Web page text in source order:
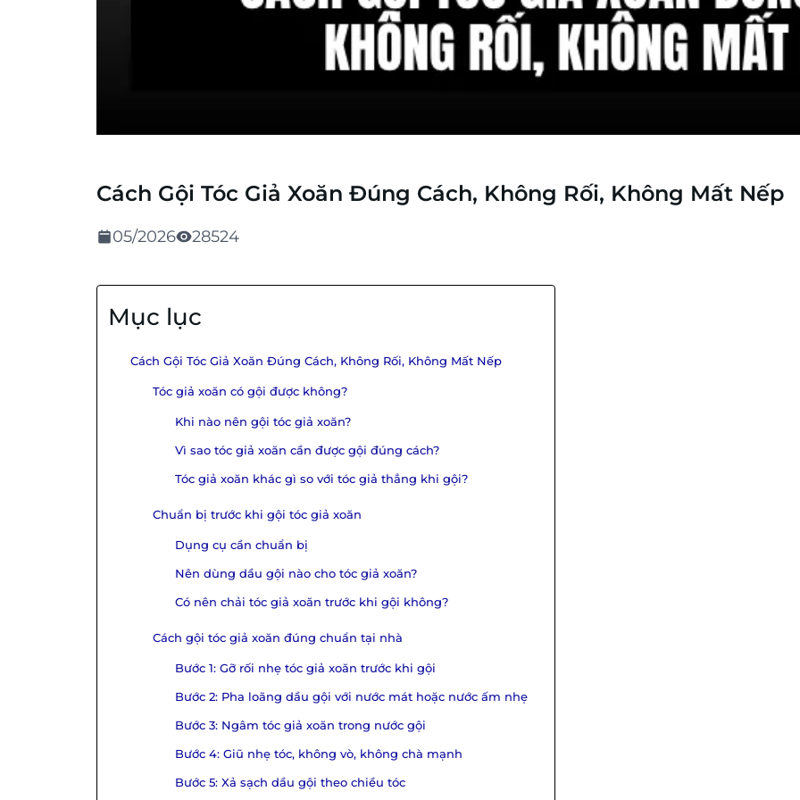
Cách Gội Tóc Giả Xoăn Đúng Cách, Không Rối, Không Mất Nếp
05/2026 28524
Mục lục
Cách Gội Tóc Giả Xoăn Đúng Cách, Không Rối, Không Mất Nếp
Tóc giả xoăn có gội được không?
Khi nào nên gội tóc giả xoăn?
Vì sao tóc giả xoăn cần được gội đúng cách?
Tóc giả xoăn khác gì so với tóc giả thẳng khi gội?
Chuẩn bị trước khi gội tóc giả xoăn
Dụng cụ cần chuẩn bị
Nên dùng dầu gội nào cho tóc giả xoăn?
Có nên chải tóc giả xoăn trước khi gội không?
Cách gội tóc giả xoăn đúng chuẩn tại nhà
Bước 1: Gỡ rối nhẹ tóc giả xoăn trước khi gội
Bước 2: Pha loãng dầu gội với nước mát hoặc nước ấm nhẹ
Bước 3: Ngâm tóc giả xoăn trong nước gội
Bước 4: Giũ nhẹ tóc, không vò, không chà mạnh
Bước 5: Xả sạch dầu gội theo chiều tóc